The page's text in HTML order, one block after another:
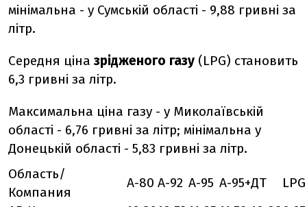
мінімальна - у Сумській області - 9,88 гривні за
літр.
Середня ціна зрідженого газу (LPG) становить
6,3 гривні за літр.
Максимальна ціна газу - у Миколаївській
області - 6,76 гривні за літр; мінімальна у
Донецькій області - 5,83 гривні за літр.
Область/
Компания
А-80 А-92 А-95 А-95+ДТ
LPG